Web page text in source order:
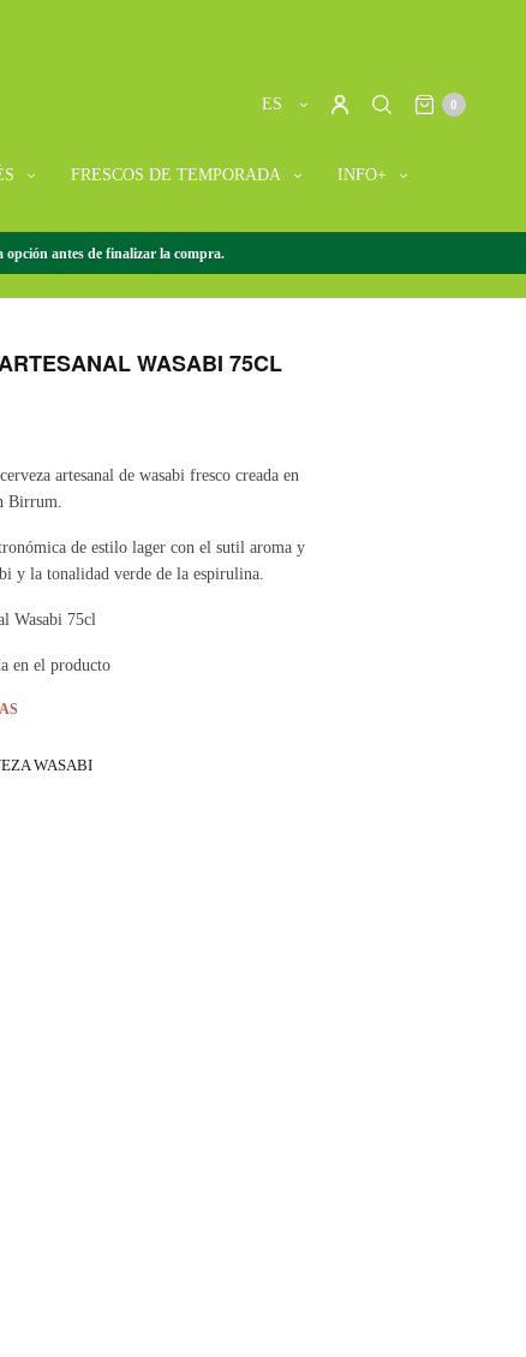
ES 0
FRESCOS DE TEMPORADA INFO+
opción antes de finalizar la compra.
WASABI 75CL
artesanal de wasabi fresco creada en
Birrum.
de estilo lager con el sutil aroma y
y la tonalidad verde de la espirulina.
Wasabi 75cl
en el producto
WASABI